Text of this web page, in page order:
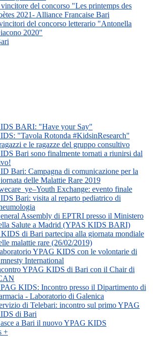
del concorso "Les printemps des
2021- Alliance Francaise Bari
del concorso letterario "Antonella
2020"
BARI: "Have your Say"
"Tavola Rotonda #KidsinResearch"
e le ragazze del gruppo consultivo
Bari sono finalmente tornati a riunirsi dal
Bari: Campagna di comunicazione per la
delle Malattie Rare 2019
Exchange: evento finale
Bari: visita al reparto pediatrico di
Assembly di EPTRI presso il Ministero
Salute a Madrid (YPAS KIDS BARI)
di Bari partecipa alla giornata mondiale
malattie rare (26/02/2019)
YPAG KIDS con le volontarie di
International
YPAG KIDS di Bari con il Chair di
KIDS: Incontro presso il Dipartimento di
- Laboratorio di Galenica
di Telebari: incontro sul primo YPAG
di Bari
a Bari il nuovo YPAG KIDS
+